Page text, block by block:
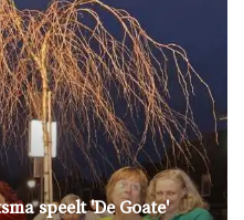
speelt 'De Goate'